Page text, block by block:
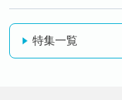
特集一覧